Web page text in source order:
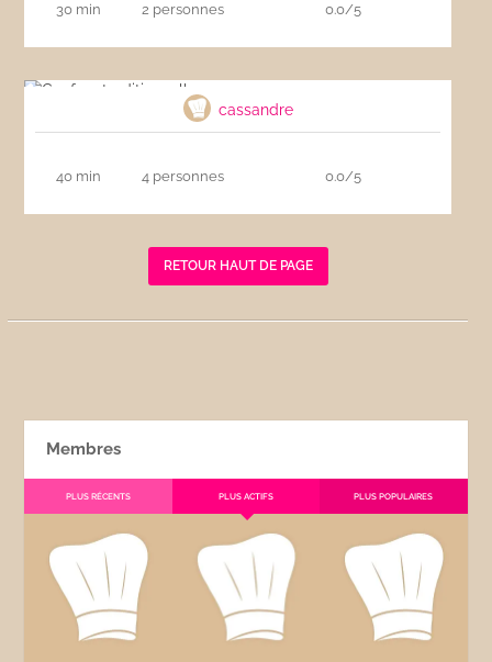
30 min 2 personnes 0.0/5
cassandre
40 min 4 personnes 0.0/5
RETOUR HAUT DE PAGE
Membres
PLUS RÉCENTS PLUS ACTIFS PLUS POPULAIRES